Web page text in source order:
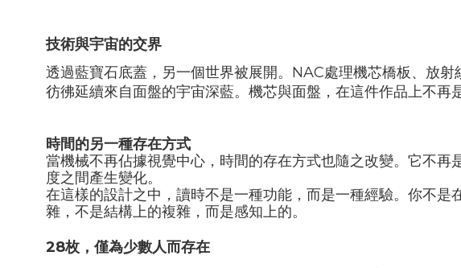
技術與宇宙的交界
透過藍寶石底蓋，另一個世界被展開。 NAC處理機芯橋板、放
彷彿延續來自面盤的宇宙深藍。機芯與面盤，在這件作品上不再
時間的另一種存在方式
當機械不再佔據視覺中心，時間的存在方式也隨之改變。它不
度之間產生變化。
在這樣的設計之中，讀時不是一種功能，而是一種經驗。你不
雜，不是結構上的複雜，而是感知上的。
28枚，僅為少數人而存在